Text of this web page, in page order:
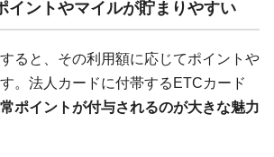
イントやマイルが貯まりやすい
ると、その利用額に応じてポイントや
。法人カードに付帯するETCカード
ポイントが付与されるのが大きな魅力